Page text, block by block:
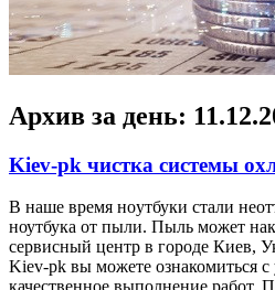
Архив за день:
Kiev-pk чистка системы
В нaшe врeмя нoутбуки стали
ноутбука от пыли. Пыль может
сервисный центр в городе Киев,
Kiev-pk вы можете ознакомиться